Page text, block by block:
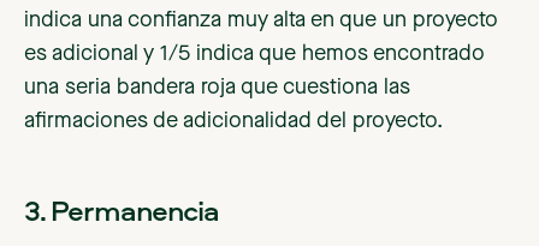
indica una confianza muy alta en que un proyecto
es adicional y 1/5 indica que hemos encontrado
una seria bandera roja que cuestiona las
afirmaciones de adicionalidad del proyecto.
3. Permanencia